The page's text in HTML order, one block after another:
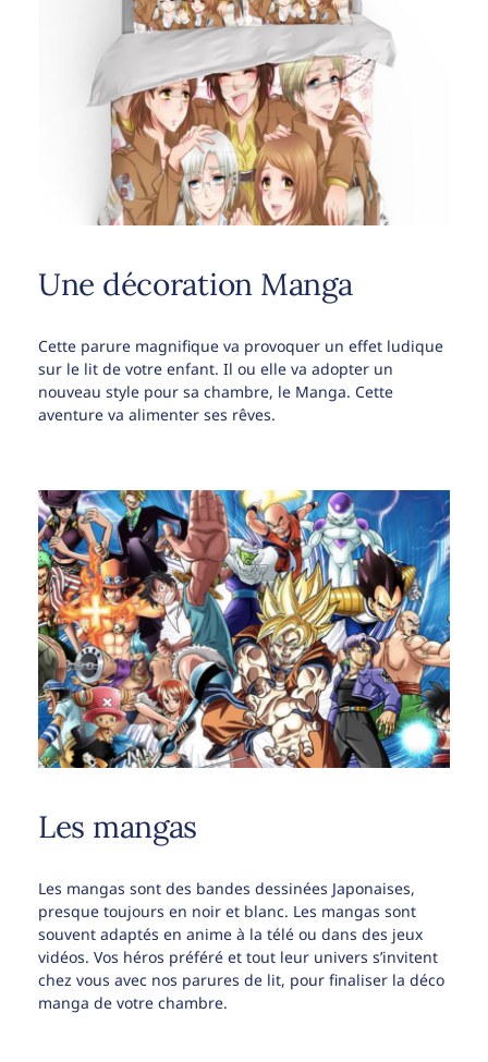
Une décoration Manga
Cette parure magnifique va provoquer un effet ludique
sur le lit de votre enfant. Il ou elle va adopter un
nouveau style pour sa chambre, le Manga. Cette
aventure va alimenter ses rêves.
Les mangas
Les mangas sont des bandes dessinées Japonaises,
presque toujours en noir et blanc. Les mangas sont
souvent adaptés en anime à la télé ou dans des jeux
vidéos. Vos héros préféré et tout leur univers s’invitent
chez vous avec nos parures de lit, pour finaliser la déco
manga de votre chambre.